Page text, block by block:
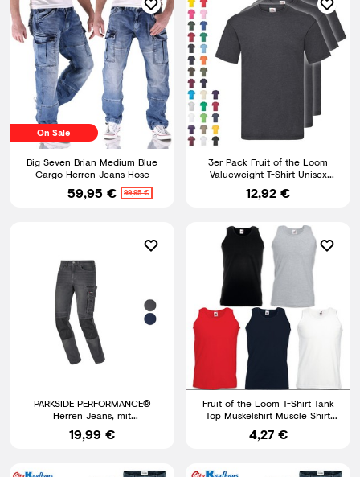
On Sale
Big Seven Brian Medium Blue
Cargo Herren Jeans Hose
59,95 € 99,95 €
3er Pack Fruit of the Loom
Valueweight T-Shirt Unisex
Größe S-5XL NEU
12,92 €
PARKSIDE PERFORMANCE®
Herren Jeans, mit
Knieverstärkung
19,99 €
Fruit of the Loom T-Shirt Tank
Top Muskelshirt Muscle Shirt
Herren Shirt S - 5XL
4,27 €